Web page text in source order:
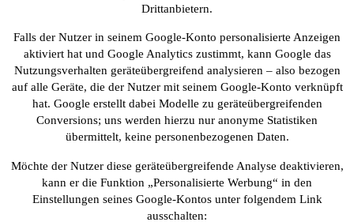
Drittanbietern.
Falls der Nutzer in seinem Google-Konto personalisierte Anzeigen
aktiviert hat und Google Analytics zustimmt, kann Google das
Nutzungsverhalten geräteübergreifend analysieren – also bezogen
auf alle Geräte, die der Nutzer mit seinem Google-Konto verknüpft
hat. Google erstellt dabei Modelle zu geräteübergreifenden
Conversions; uns werden hierzu nur anonyme Statistiken
übermittelt, keine personenbezogenen Daten.
Möchte der Nutzer diese geräteübergreifende Analyse deaktivieren,
kann er die Funktion „Personalisierte Werbung“ in den
Einstellungen seines Google-Kontos unter folgendem Link
ausschalten: